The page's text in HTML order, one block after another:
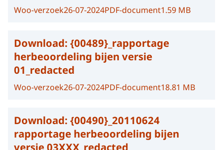
Woo-verzoek26-07-2024PDF-document1.59 MB
Download: {00489}_rapportage
herbeoordeling bijen versie
01_redacted
Woo-verzoek26-07-2024PDF-document18.81 MB
Download: {00490}_20110624
rapportage herbeoordeling bijen
versie 03XXX_redacted